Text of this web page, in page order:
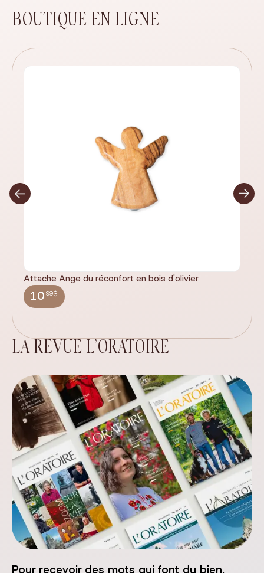
BOUTIQUE EN LIGNE
Attache Ange du réconfort en bois d'olivier
10,99$
LA REVUE L’ORATOIRE
Pour recevoir des mots qui font du bien.